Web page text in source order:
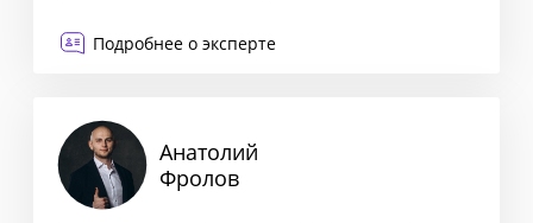
Подробнее о эксперте
Анатолий
Фролов